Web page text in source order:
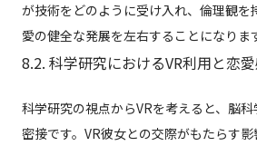
が技術をどのように受け入れ、倫理観を
愛の健全な発展を左右することになりま
8.2. 科学研究におけるVR利用と恋
科学研究の視点からVRを考えると、脳
密接です。VR彼女との交際がもたらす